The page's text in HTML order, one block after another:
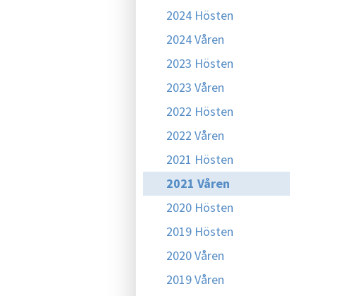
2024 Hösten
2024 Våren
2023 Hösten
2023 Våren
2022 Hösten
2022 Våren
2021 Hösten
2021 Våren
2020 Hösten
2019 Hösten
2020 Våren
2019 Våren